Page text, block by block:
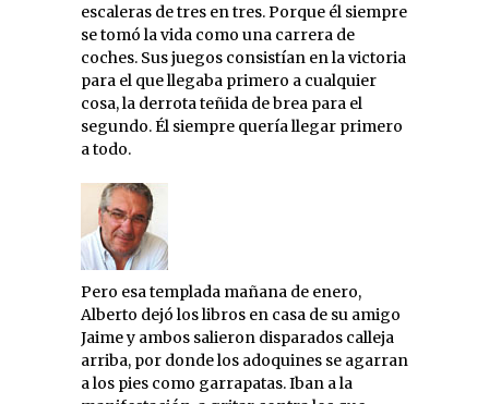
escaleras de tres en tres. Porque él siempre
se tomó la vida como una carrera de
coches. Sus juegos consistían en la victoria
para el que llegaba primero a cualquier
cosa, la derrota teñida de brea para el
segundo. Él siempre quería llegar primero
a todo.
Pero esa templada mañana de enero,
Alberto dejó los libros en casa de su amigo
Jaime y ambos salieron disparados calleja
arriba, por donde los adoquines se agarran
a los pies como garrapatas. Iban a la